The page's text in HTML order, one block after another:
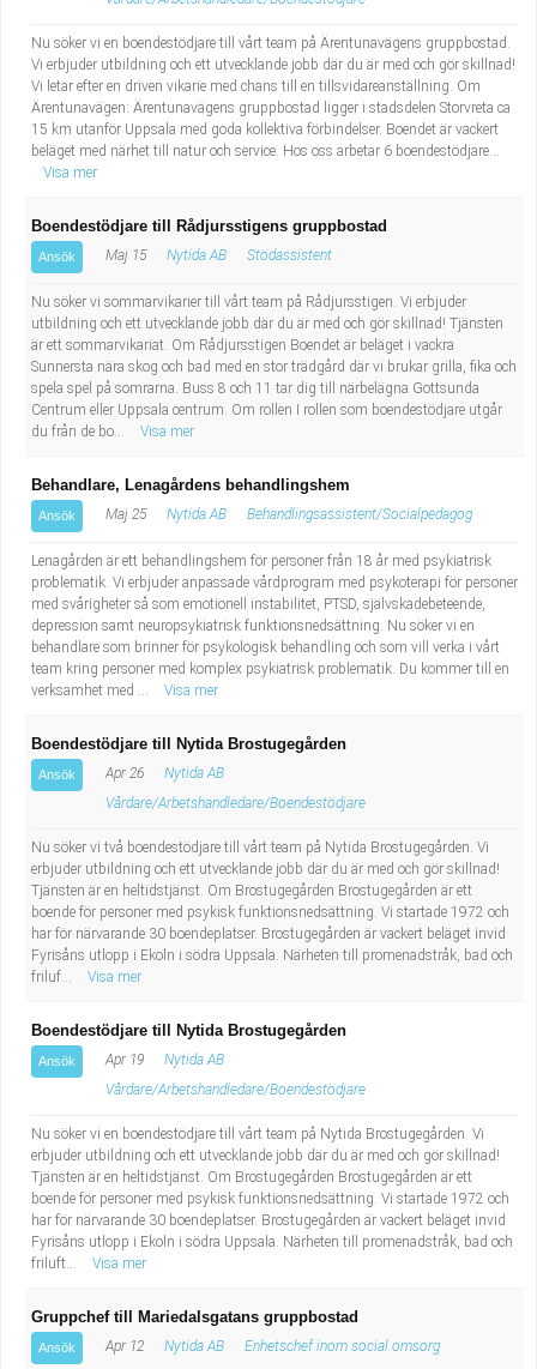
Nu söker vi en boendestödjare till vårt team på Ärentunavägens gruppbostad.
Vi erbjuder utbildning och ett utvecklande jobb där du är med och gör skillnad!
Vi letar efter en driven vikarie med chans till en tillsvidareanställning. Om
Ärentunavägen: Ärentunavägens gruppbostad ligger i stadsdelen Storvreta ca
15 km utanför Uppsala med goda kollektiva förbindelser. Boendet är vackert
beläget med närhet till natur och service. Hos oss arbetar 6 boendestödjare...
Visa mer
Boendestödjare till Rådjursstigens gruppbostad
Ansök Maj 15 Nytida AB Stödassistent
Nu söker vi sommarvikarier till vårt team på Rådjursstigen. Vi erbjuder
utbildning och ett utvecklande jobb där du är med och gör skillnad! Tjänsten
är ett sommarvikariat. Om Rådjursstigen Boendet är beläget i vackra
Sunnersta nära skog och bad med en stor trädgård där vi brukar grilla, fika och
spela spel på somrarna. Buss 8 och 11 tar dig till närbelägna Gottsunda
Centrum eller Uppsala centrum. Om rollen I rollen som boendestödjare utgår
du från de bo...
Visa mer
Behandlare, Lenagårdens behandlingshem
Ansök Maj 25 Nytida AB Behandlingsassistent/Socialpedagog
Lenagården är ett behandlingshem för personer från 18 år med psykiatrisk
problematik. Vi erbjuder anpassade vårdprogram med psykoterapi för personer
med svårigheter så som emotionell instabilitet, PTSD, självskadebeteende,
depression samt neuropsykiatrisk funktionsnedsättning. Nu söker vi en
behandlare som brinner för psykologisk behandling och som vill verka i vårt
team kring personer med komplex psykiatrisk problematik. Du kommer till en
verksamhet med ...
Visa mer
Boendestödjare till Nytida Brostugegården
Ansök Apr 26
Nytida AB
Vårdare/Arbetshandledare/Boendestödjare
Nu söker vi två boendestödjare till vårt team på Nytida Brostugegården. Vi
erbjuder utbildning och ett utvecklande jobb där du är med och gör skillnad!
Tjänsten är en heltidstjänst. Om Brostugegården Brostugegården är ett
boende för personer med psykisk funktionsnedsättning. Vi startade 1972 och
har för närvarande 30 boendeplatser. Brostugegården är vackert beläget invid
Fyrisåns utlopp i Ekoln i södra Uppsala. Närheten till promenadstråk, bad och
friluf...
Visa mer
Boendestödjare till Nytida Brostugegården
Ansök Apr 19
Nytida AB
Vårdare/Arbetshandledare/Boendestödjare
Nu söker vi en boendestödjare till vårt team på Nytida Brostugegården. Vi
erbjuder utbildning och ett utvecklande jobb där du är med och gör skillnad!
Tjänsten är en heltidstjänst. Om Brostugegården Brostugegården är ett
boende för personer med psykisk funktionsnedsättning. Vi startade 1972 och
har för närvarande 30 boendeplatser. Brostugegården är vackert beläget invid
Fyrisåns utlopp i Ekoln i södra Uppsala. Närheten till promenadstråk, bad och
friluft...
Visa mer
Gruppchef till Mariedalsgatans gruppbostad
Ansök Apr 12 Nytida AB Enhetschef inom social omsorg